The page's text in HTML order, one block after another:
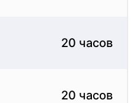
20 часов
20 часов